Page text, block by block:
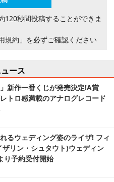
秒間投稿することができま
規約」 を必ずご確認ください
ース
新作一番くじが発売決定!A賞
トロ感満載のアナログレコード
るウェディング姿のライザ! フィ
リン・シュタウト)ウェディン
り予約受付開始